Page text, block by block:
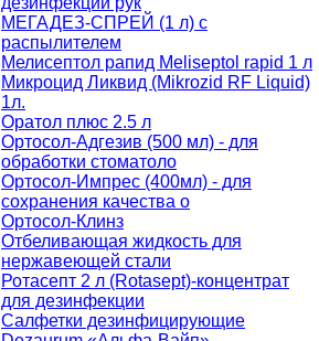
МЕГАДЕЗ-СПРЕЙ (1 л) с
распылителем
Мелисептол рапид Meliseptol rapid 1 л
Микроцид Ликвид (Mikrozid RF Liquid)
1л.
Оратол плюс 2.5 л
Ортосол-Адгезив (500 мл) - для
обработки стоматоло
Ортосол-Импрес (400мл) - для
сохранения качества о
Ортосол-Клинз
Отбеливающая жидкость для
нержавеющей стали
Ротасепт 2 л (Rotasept)-концентрат
для дезинфекции
Салфетки дезинфицирующие